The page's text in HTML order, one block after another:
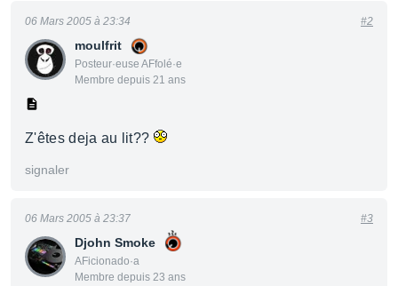
moulfrit
Posteur·euse AFfolé·e
Membre depuis 21 ans
06 Mars 2005 à 23:34 #2
Z'êtes deja au lit??
signaler
Djohn Smoke
AFicionado·a
Membre depuis 23 ans
06 Mars 2005 à 23:37 #3